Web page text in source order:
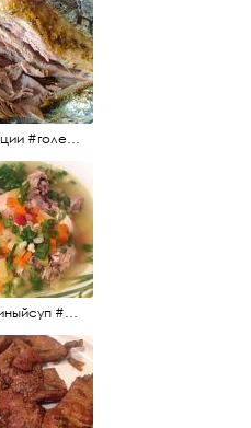
#специи #голень #голеньиндейки #индейка #мясо #еда #завтрак #голеньиндейкивфольге
#куриныйсуп #еда #ужин #можнокушать